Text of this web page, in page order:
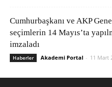
Cumhurbaşkanı ve AKP
seçimlerin 14 Mayıs’ta
imzaladı
Haberler Akademi Portal - 11 Mart